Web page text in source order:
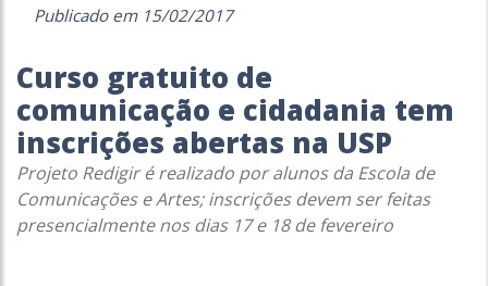
Publicado em 15/02/2017
Curso gratuito de
comunicação e cidadania tem
inscrições abertas na USP
Projeto Redigir é realizado por alunos da Escola de
Comunicações e Artes; inscrições devem ser feitas
presencialmente nos dias 17 e 18 de fevereiro